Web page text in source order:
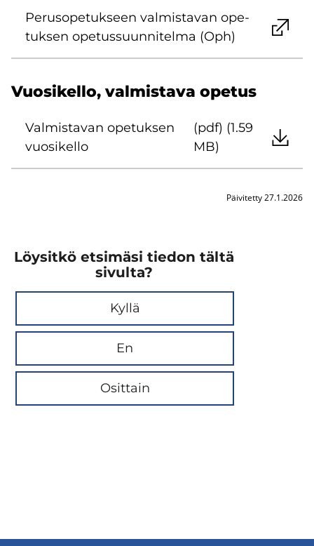
Pe­rus­o­pe­tuk­seen val­mis­ta­van ope­
tuk­sen ope­tus­suun­ni­tel­ma (Oph)
Vuo­si­kel­lo, val­mis­ta­va ope­tus
Val­mis­ta­van ope­tuk­sen
vuo­si­kel­lo
(pdf) (1.59
MB)
Päivitetty 27.1.2026
Löysitkö etsimäsi tiedon tältä
sivulta?
Kyllä
En
Osittain